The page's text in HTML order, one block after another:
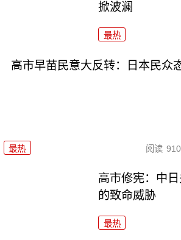
掀波澜
最热
高市早苗民意大反转：日本民众
最热 阅读
高市修宪：中
的致命威胁
最热